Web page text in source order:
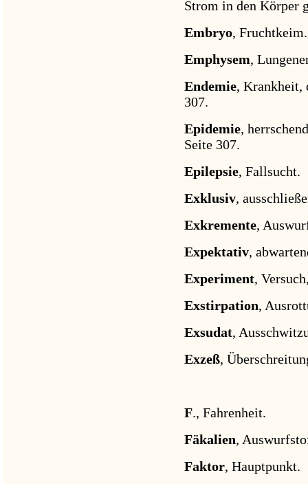
Strom in den Körper
Embryo, Fruchtkeim.
Emphysem,
Endemie, Krankheit,
307.
Epidemie,
Seite 307.
Epilepsie, Fallsucht.
Exklusiv,
Exkremente,
Expektativ,
Experiment,
Exstirpation,
Exsudat,
Exzeß,
F., Fahrenheit.
Fäkalien,
Faktor, Hauptpunkt.